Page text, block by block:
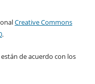
Creative Commons
.
de acuerdo con los